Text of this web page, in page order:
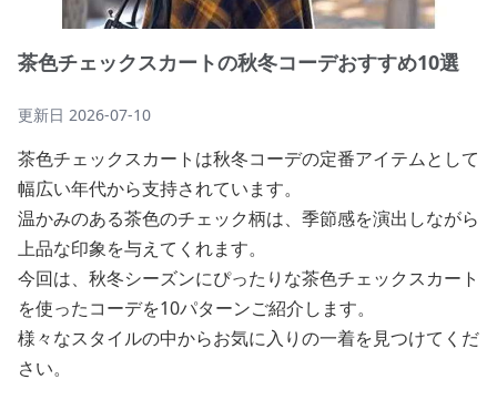
茶色チェックスカートの秋冬コーデおすすめ10選
更新日 2026-07-10
茶色チェックスカートは秋冬コーデの定番アイテムとして
幅広い年代から支持されています。
温かみのある茶色のチェック柄は、季節感を演出しながら
上品な印象を与えてくれます。
今回は、秋冬シーズンにぴったりな茶色チェックスカート
を使ったコーデを10パターンご紹介します。
様々なスタイルの中からお気に入りの一着を見つけてくだ
さい。